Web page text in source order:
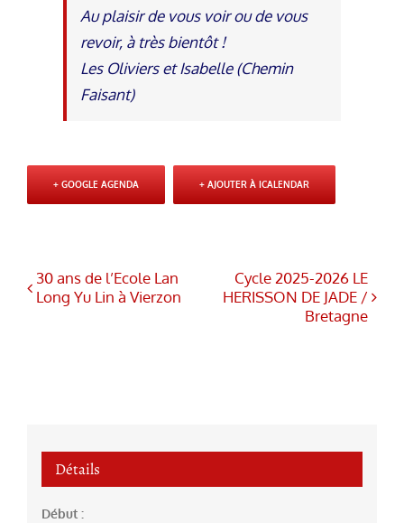
Au plaisir de vous voir ou de vous
revoir, à très bientôt !
Les Oliviers et Isabelle (Chemin
Faisant)
+ GOOGLE AGENDA + AJOUTER À ICALENDAR
30 ans de l’Ecole Lan
Long Yu Lin à Vierzon
Cycle 2025-2026 LE
HERISSON DE JADE /
Bretagne
Détails
Début :